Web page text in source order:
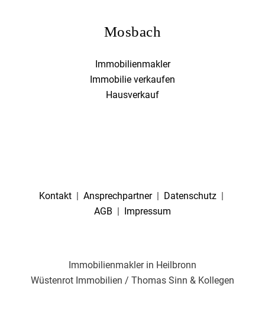
Mosbach
Immobilienmakler
Immobilie verkaufen
Hausverkauf
Kontakt Ansprechpartner| Datenschutz
AGB
Impressum
Immobilienmakler in Heilbronn
Wüstenrot Immobilien / Thomas Sinn & Kollegen